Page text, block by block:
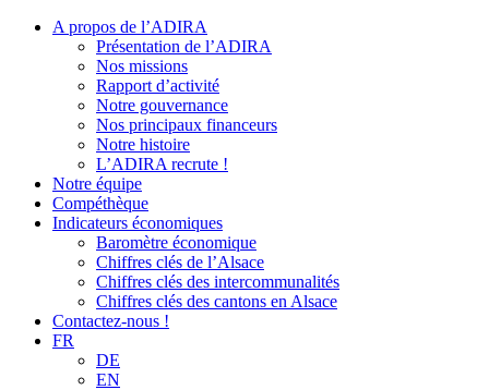
A propos de l’ADIRA
Présentation de l’ADIRA
Nos missions
Rapport d’activité
Notre gouvernance
Nos principaux financeurs
Notre histoire
L’ADIRA recrute !
Notre équipe
Compéthèque
Indicateurs économiques
Baromètre économique
Chiffres clés de l’Alsace
Chiffres clés des intercommunalités
Chiffres clés des cantons en Alsace
Contactez-nous !
FR
DE
EN